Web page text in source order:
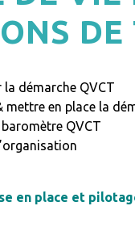
démarche QVCT
mettre en place la
QVCT
en place et